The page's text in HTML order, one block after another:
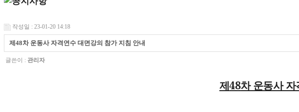
작성일 : 23-01-20 14:18
제48차 운동사 자격연수 대면강의 참가 지침 안내
글쓴이 : 관리자
제48차 운동사